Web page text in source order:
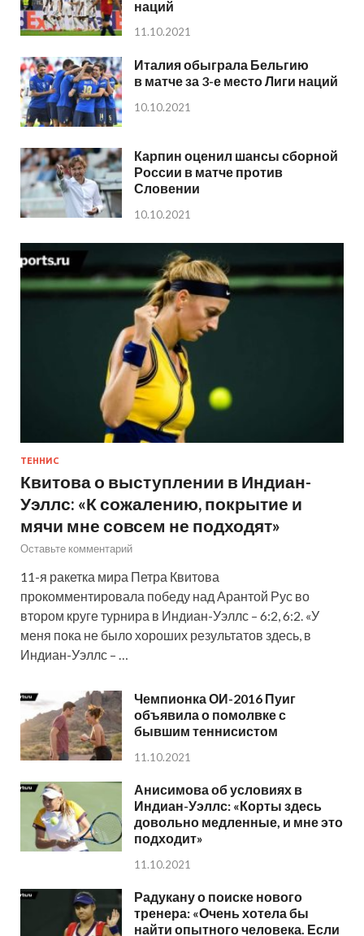
наций
11.10.2021
Италия обыграла Бельгию
в матче за 3-е место Лиги наций
10.10.2021
Карпин оценил шансы сборной
России в матче против
Словении
10.10.2021
ТЕННИС
Квитова о выступлении в Индиан-
Уэллс: «К сожалению, покрытие и
мячи мне совсем не подходят»
Оставьте комментарий
11-я ракетка мира Петра Квитова
прокомментировала победу над Арантой Рус во
втором круге турнира в Индиан-Уэллс – 6:2, 6:2. «У
меня пока не было хороших результатов здесь, в
Индиан-Уэллс – …
Чемпионка ОИ-2016 Пуиг
объявила о помолвке с
бывшим теннисистом
11.10.2021
Анисимова об условиях в
Индиан-Уэллс: «Корты здесь
довольно медленные, и мне это
подходит»
11.10.2021
Радукану о поиске нового
тренера: «Очень хотела бы
найти опытного человека. Если